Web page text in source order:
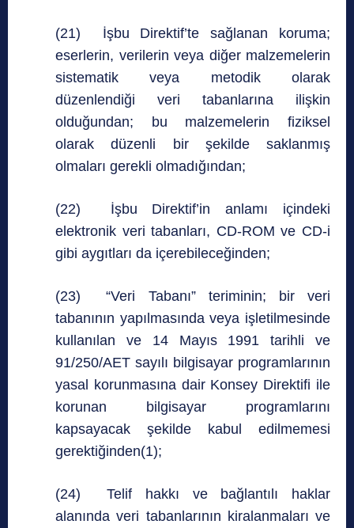
(21) İşbu Direktif’te sağlanan koruma;
eserlerin, verilerin veya diğer malzemelerin
sistematik veya metodik olarak
düzenlendiği veri tabanlarına ilişkin
olduğundan; bu malzemelerin fiziksel
olarak düzenli bir şekilde saklanmış
olmaları gerekli olmadığından;
(22) İşbu Direktif’in anlamı içindeki
elektronik veri tabanları, CD-ROM ve CD-i
gibi aygıtları da içerebileceğinden;
(23) “Veri Tabanı” teriminin; bir veri
tabanının yapılmasında veya işletilmesinde
kullanılan ve 14 Mayıs 1991 tarihli ve
91/250/AET sayılı bilgisayar programlarının
yasal korunmasına dair Konsey Direktifi ile
korunan bilgisayar programlarını
kapsayacak şekilde kabul edilmemesi
gerektiğinden(1);
(24) Telif hakkı ve bağlantılı haklar
alanında veri tabanlarının kiralanmaları ve